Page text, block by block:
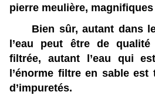
pierre meulière, magnifiques
Bien sûr, autant dans
l’eau peut être de
filtrée, autant l’eau qui
l’énorme filtre en sable est
d’impuretés.